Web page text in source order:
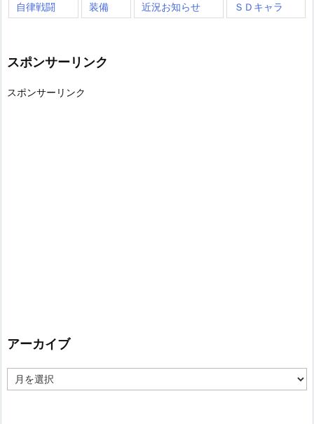
自律戦闘 装備 近況お知らせ ＳＤキャラ
スポンサーリンク
スポンサーリンク
アーカイブ
ー